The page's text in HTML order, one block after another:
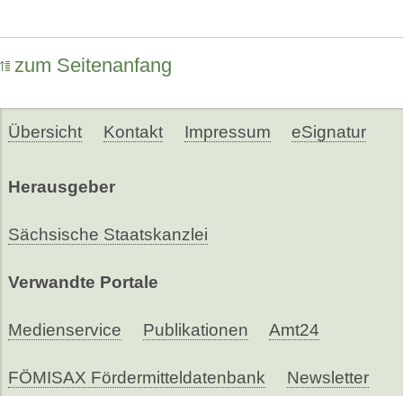
zum Seitenanfang
Übersicht Kontakt Impressum eSignatur
Herausgeber
Sächsische Staatskanzlei
Verwandte Portale
Medienservice Publikationen Amt24
FÖMISAX Fördermitteldatenbank Newsletter